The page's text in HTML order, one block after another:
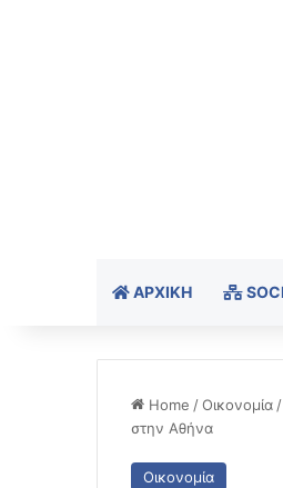
ΑΡΧΙΚΉ
Home /Οικονομία /
στην Αθήνα
Οικονομία